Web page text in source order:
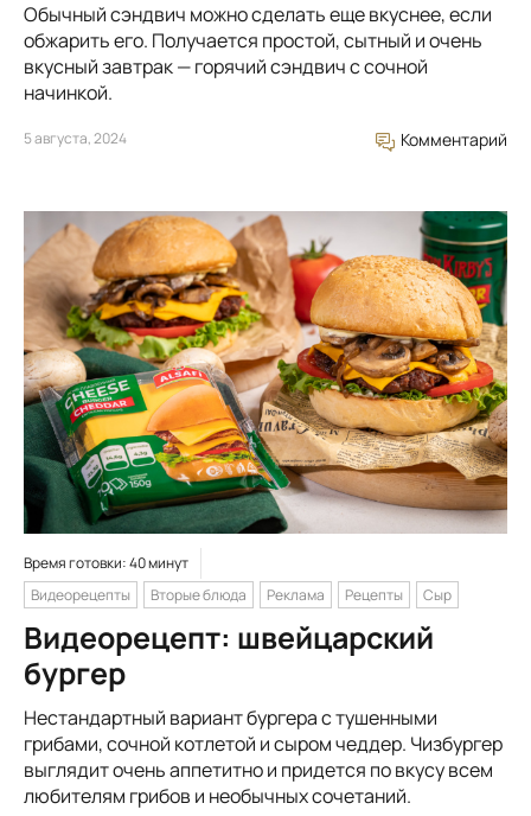
Обычный сэндвич можно сделать еще вкуснее, если
обжарить его. Получается простой, сытный и очень
вкусный завтрак — горячий сэндвич с сочной
начинкой.
5 августа, 2024 Комментарий
Время готовки: 40 минут
Видеорецепты
Вторые блюда Реклама Рецепты Сыр
Видеорецепт: швейцарский
бургер
Нестандартный вариант бургера с тушенными
грибами, сочной котлетой и сыром чеддер. Чизбургер
выглядит очень аппетитно и придется по вкусу всем
любителям грибов и необычных сочетаний.